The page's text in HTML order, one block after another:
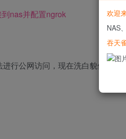
nas并配置ngrok
行公网访问，现在洗白貌似有
欢迎
NAS
吞天